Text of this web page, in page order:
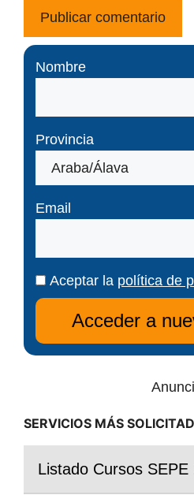
Nombre
Provincia
Email
Aceptar la política de
SERVICIOS MÁS
Listado Cursos SEPE